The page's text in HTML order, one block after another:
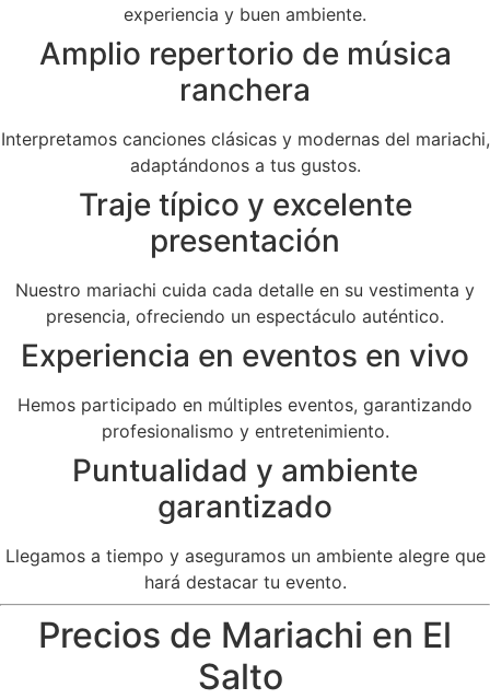
experiencia y buen ambiente.
Amplio repertorio de música
ranchera
Interpretamos canciones clásicas y modernas del mariachi,
adaptándonos a tus gustos.
Traje típico y excelente
presentación
Nuestro mariachi cuida cada detalle en su vestimenta y
presencia, ofreciendo un espectáculo auténtico.
Experiencia en eventos en vivo
Hemos participado en múltiples eventos, garantizando
profesionalismo y entretenimiento.
Puntualidad y ambiente
garantizado
Llegamos a tiempo y aseguramos un ambiente alegre que
hará destacar tu evento.
Precios de Mariachi en El
Salto